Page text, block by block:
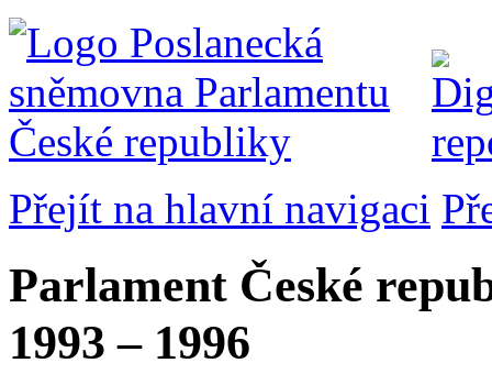
Přejít na hlavní navigaci
Parlament České
1993 – 1996